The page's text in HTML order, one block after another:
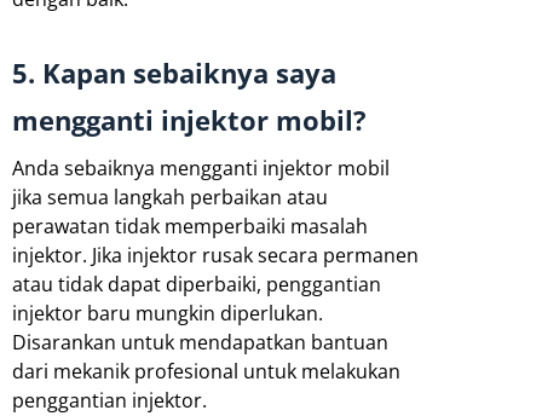
5. Kapan sebaiknya saya
mengganti injektor mobil?
Anda sebaiknya mengganti injektor mobil
jika semua langkah perbaikan atau
perawatan tidak memperbaiki masalah
injektor. Jika injektor rusak secara permanen
atau tidak dapat diperbaiki, penggantian
injektor baru mungkin diperlukan.
Disarankan untuk mendapatkan bantuan
dari mekanik profesional untuk melakukan
penggantian injektor.